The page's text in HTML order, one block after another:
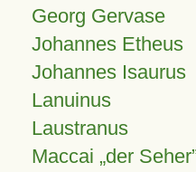
Georg Gervase
Johannes Etheus
Johannes Isaurus
Lanuinus
Laustranus
Maccai „der